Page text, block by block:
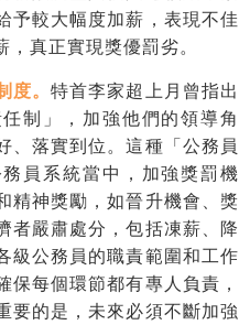
予較大幅度加薪，表現不佳
真正實現獎優罰劣。
。 特首李家超上月曾指出
制」，加強他們的領導角
、落實到位。這種「公務員
員系統當中，加強獎罰機
精神獎勵，如晉升機會、獎
者嚴肅處分，包括凍薪、降
級公務員的職責範圍和工作
每個環節都有專人負責，
要的是，未來必須不斷加強